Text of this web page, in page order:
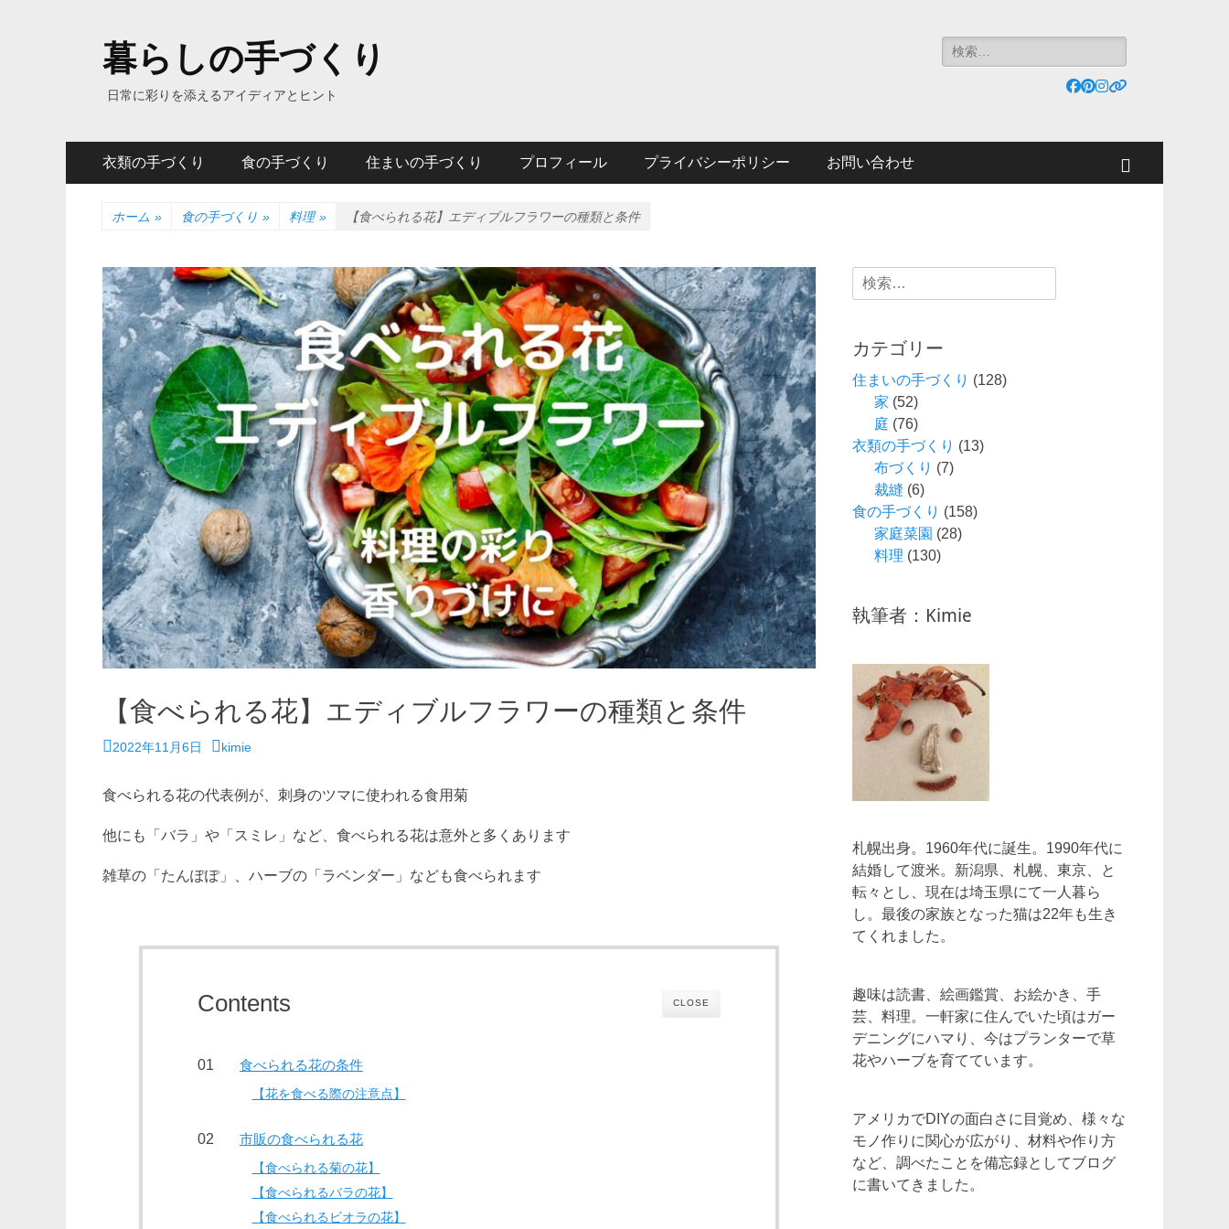
暮らしの手づくり
日常に彩りを添えるアイディアとヒント
検
索:
Facebook
Pinterest
Instagram
リ
メ
イ
ニ
ュ
ー
衣類の手づくり 食の手づくり 住まいの手づくり プロフィール プライバシーポリシー お問い合わせ
ホーム » 食の手づくり » 料理 » 【食べられる花】エディブルフラワーの種類と条件
【食べられる花】エディブルフラワーの種類と条件
投2022年11月6日
投kimie
食べられる花の代表例が、刺身のツマに使われる食用菊
他にも「バラ」や「スミレ」など、食べられる花は意外と多くあります
雑草の「たんぽぽ」、ハーブの「ラベンダー」なども食べられます
CLOSE
Contents
食べられる花の条件
【花を食べる際の注意点】
市販の食べられる花
【食べられる菊の花】
【食べられるバラの花】
【食べられるビオラの花】
検
索:
カテゴリー
住まいの手づくり (128)
家 (52)
庭 (76)
衣類の手づくり (13)
布づくり (7)
裁縫 (6)
食の手づくり (158)
家庭菜園 (28)
料理 (130)
執筆者：Kimie
札幌出身。1960年代に誕生。1990年代に
結婚して渡米。新潟県、札幌、東京、と
転々とし、現在は埼玉県にて一人暮ら
し。最後の家族となった猫は22年も生き
てくれました。
趣味は読書、絵画鑑賞、お絵かき、手
芸、料理。一軒家に住んでいた頃はガー
デニングにハマり、今はプランターで草
花やハーブを育てています。
アメリカでDIYの面白さに目覚め、様々な
モノ作りに関心が広がり、材料や作り方
など、調べたことを備忘録としてブログ
に書いてきました。